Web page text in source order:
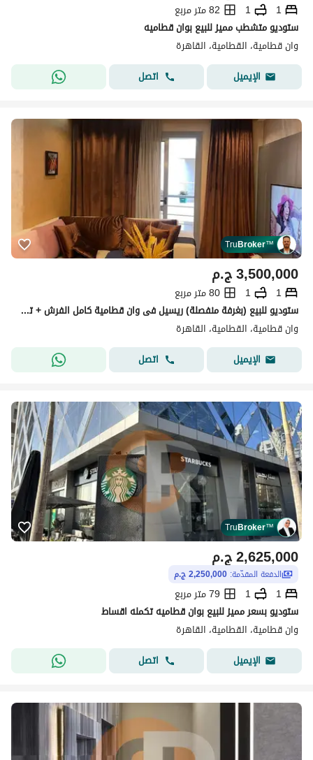
1
1
82 متر مربع
ستوديو متشطب مميز للبيع بوان قطاميه
وان قطامية، القطامية، القاهرة
الإيميل
اتصل
TruBroker™
ج.م3,500,000
1
1
80 متر مربع
ستوديو للبيع (بغرفة منفصلة) ريسيل فى وان قطامية كامل الفرش + تكييف مركزى
وان قطامية، القطامية، القاهرة
الإيميل
اتصل
TruBroker™
ج.م2,625,000
الدفعة المقدّمة: 2,250,000 ج.م
1
1
79 متر مربع
ستوديو بسعر مميز للبيع بوان قطاميه تكمله اقساط
وان قطامية، القطامية، القاهرة
الإيميل
اتصل